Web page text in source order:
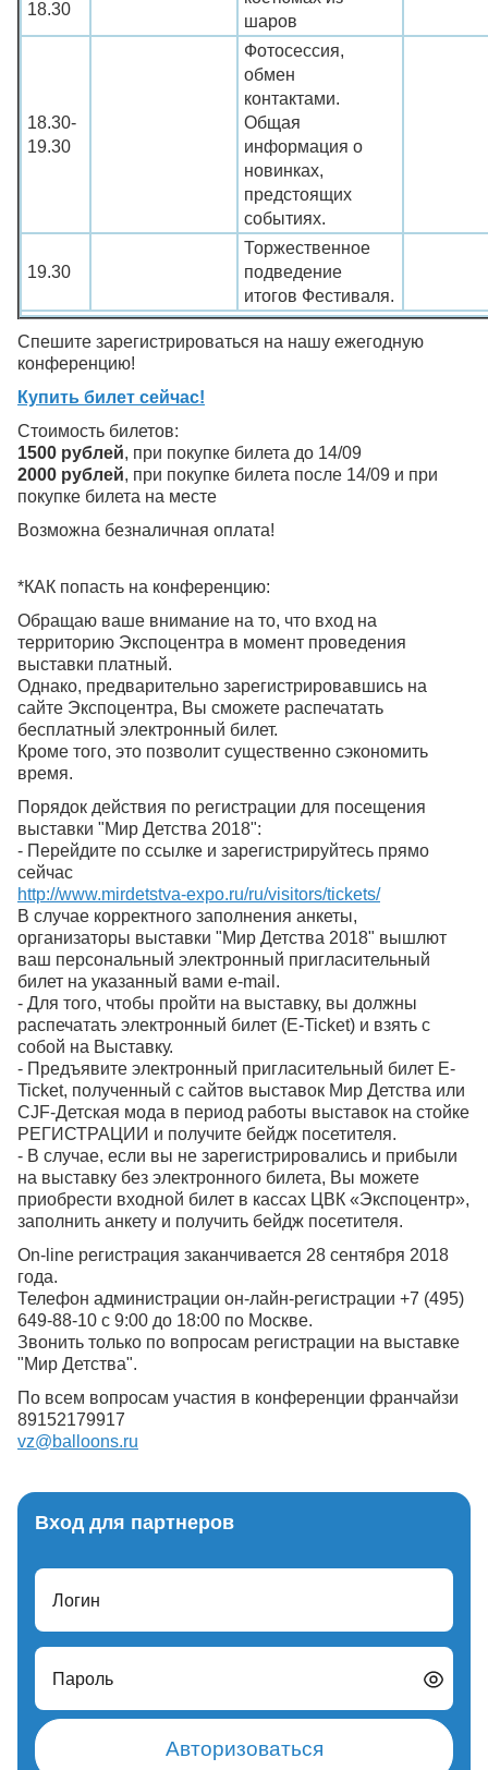
18.30
шаров
18.30-
19.30
Фотосессия,
обмен
контактами.
Общая
информация о
новинках,
предстоящих
событиях.
19.30
Торжественное
подведение
итогов Фестиваля.
Спешите зарегистрироваться на нашу ежегодную
конференцию!
Купить билет сейчас!
Стоимость билетов:
1500 рублей, при покупке билета до 14/09
2000 рублей, при покупке билета после 14/09 и при
покупке билета на месте
Возможна безналичная оплата!
*КАК попасть на конференцию:
Обращаю ваше внимание на то, что вход на
территорию Экспоцентра в момент проведения
выставки платный.
Однако, предварительно зарегистрировавшись на
сайте Экспоцентра, Вы сможете распечатать
бесплатный электронный билет.
Кроме того, это позволит существенно сэкономить
время.
Порядок действия по регистрации для посещения
выставки "Мир Детства 2018":
- Перейдите по ссылке и зарегистрируйтесь прямо
сейчас
http://www.mirdetstva-expo.ru/ru/visitors/tickets/
В случае корректного заполнения анкеты,
организаторы выставки "Мир Детства 2018" вышлют
ваш персональный электронный пригласительный
билет на указанный вами e-mail.
- Для того, чтобы пройти на выставку, вы должны
распечатать электронный билет (E-Ticket) и взять с
собой на Выставку.
- Предъявите электронный пригласительный билет E-
Ticket, полученный с сайтов выставок Мир Детства или
СJF-Детская мода в период работы выставок на стойке
РЕГИСТРАЦИИ и получите бейдж посетителя.
- В случае, если вы не зарегистрировались и прибыли
на выставку без электронного билета, Вы можете
приобрести входной билет в кассах ЦВК «Экспоцентр»,
заполнить анкету и получить бейдж посетителя.
Оn-line регистрация заканчивается 28 сентября 2018
года.
Телефон администрации он-лайн-регистрации +7 (495)
649-88-10 с 9:00 до 18:00 по Москве.
Звонить только по вопросам регистрации на выставке
"Мир Детства".
По всем вопросам участия в конференции франчайзи
89152179917
vz@balloons.ru
Вход для партнеров
Логин
Пароль
Авторизоваться